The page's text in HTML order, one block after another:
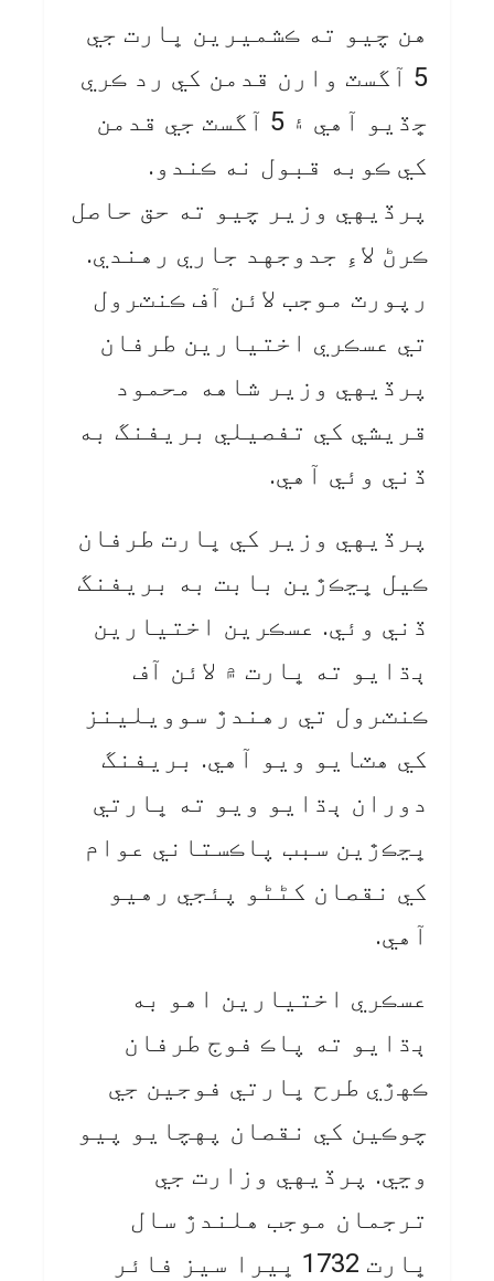
هن چيو ته ڪشميرين ڀارت جي
5 آگسٽ وارن قدمن کي رد ڪري
ڇڏيو آهي ۽ 5 آگسٽ جي قدمن
کي ڪوبه قبول نه ڪندو.
پرڏيهي وزير چيو ته حق حاصل
ڪرڻ لاءِ جدوجهد جاري رهندي.
رپورٽ موجب لائن آف ڪنٽرول
تي عسڪري اختيارين طرفان
پرڏيهي وزير شاهه محمود
قريشي کي تفصيلي بريفنگ به
ڏني وئي آهي.
پرڏيهي وزير کي ڀارت طرفان
ڪيل ڀڃڪڙين بابت به بريفنگ
ڏني وئي. عسڪرين اختيارين
ٻڌايو ته ڀارت ۾ لائن آف
ڪنٽرول تي رهندڙ سوويلينز
کي هٽايو ويو آهي. بريفنگ
دوران ٻڌايو ويو ته ڀارتي
ڀڃڪڙين سبب پاڪستاني عوام
کي نقصان کڻڻو پئجي رهيو
آهي.
عسڪري اختيارين اهو به
ٻڌايو ته پاڪ فوج طرفان
ڪهڙي طرح ڀارتي فوجين جي
چوڪين کي نقصان پهچايو پيو
وڃي. پرڏيهي وزارت جي
ترجمان موجب هلندڙ سال
ڀارت 1732 ڀيرا سيز فائر